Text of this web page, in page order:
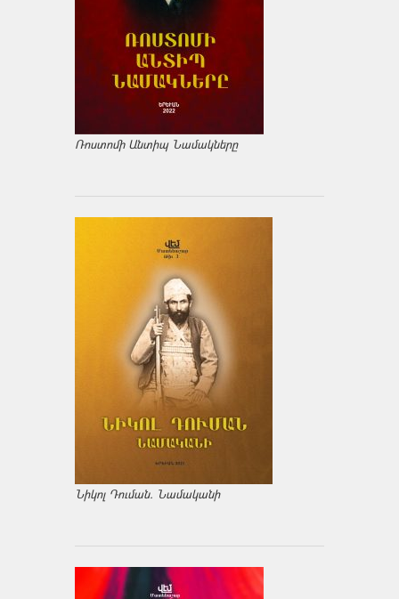
Ռոստոմի Անտիպ Նամակները
Նիկոլ Դուման. Նամականի